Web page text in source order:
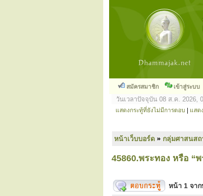
สมัครสมาชิก เข้าสู่ระบบ
วันเวลาปัจจุบัน 08 ส.ค. 2026,
แสดงกระทู้ที่ยังไม่มีการตอบ แสด
หน้าเว็บบอร์ด » กลุ่มศาสนส
45860.พระทอง หรือ “
หน้า 1 จา